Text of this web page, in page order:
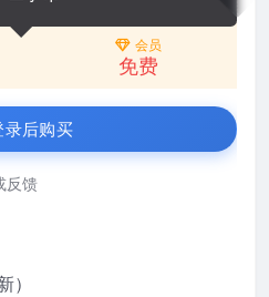
会员
免费
录后购买
反馈
）